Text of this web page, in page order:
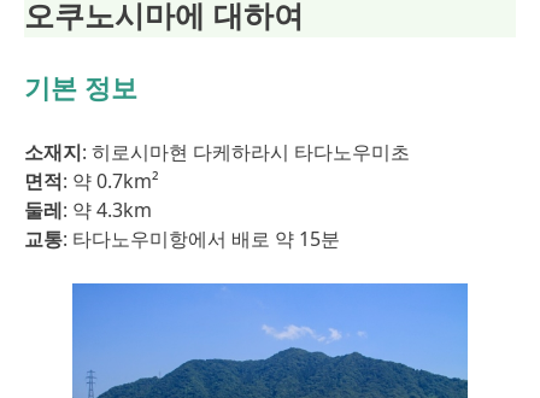
오쿠노시마에 대하여
기본 정보
소재지: 히로시마현 다케하라시 타다노우미초
면적: 약 0.7km²
둘레: 약 4.3km
교통: 타다노우미항에서 배로 약 15분